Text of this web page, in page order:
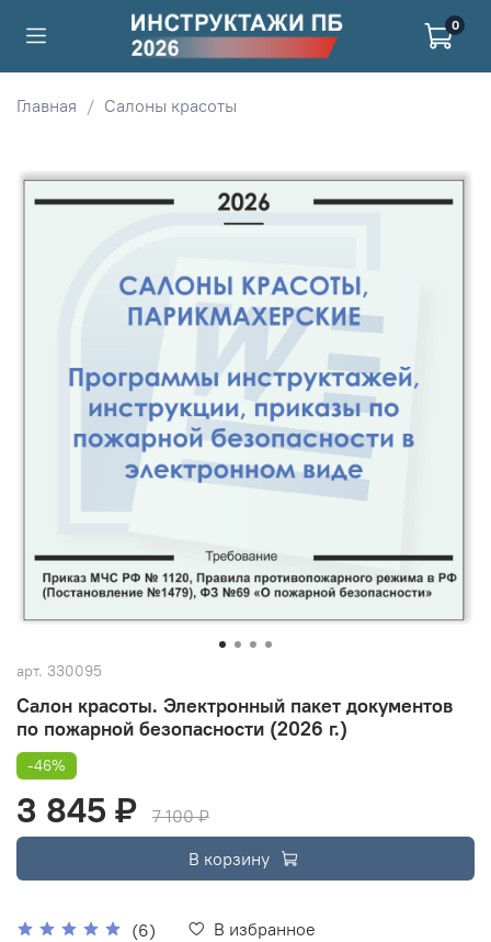
0
Главная Салоны красоты
арт. 330095
Салон красоты. Электронный пакет документов
по пожарной безопасности (2026 г.)
(6) В избранное
-46%
3 845 ₽
7 100 ₽
В корзину